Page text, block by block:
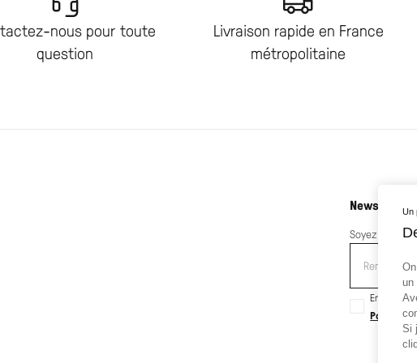
nous pour toute
question
Livraison rapide en France
métropolitaine
Newsletter
Soyez les
En
Politique
Un
un
Si